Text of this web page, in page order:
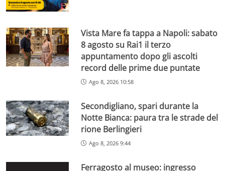
Vista Mare fa tappa a Napoli: sabato
8 agosto su Rai1 il terzo
appuntamento dopo gli ascolti
record delle prime due puntate
Ago 8, 2026 10:58
Secondigliano, spari durante la
Notte Bianca: paura tra le strade del
rione Berlingieri
Ago 8, 2026 9:44
Ferragosto al museo: ingresso